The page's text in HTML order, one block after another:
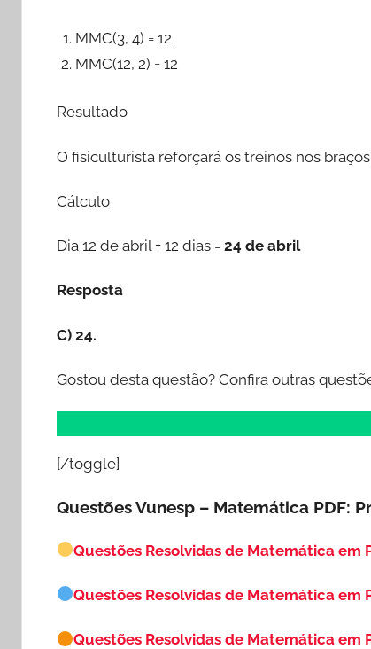
MMC(3, 4) = 12
MMC(12, 2) = 12
Resultado
O fisiculturista reforçará os treinos nos
Cálculo
Dia 12 de abril + 12 dias = 24 de abril
Resposta
C) 24.
Gostou desta questão? Confira outras
[/toggle]
Questões Vunesp – Matemática PDF:
Questões Resolvidas de Matemática em
Questões Resolvidas de Matemática em
Questões Resolvidas de Matemática em